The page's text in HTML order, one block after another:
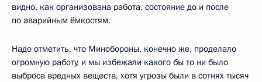
видно, как организована работа, состояние до и после
по аварийным ёмкостям.
Надо отметить, что Минобороны, конечно же, проделало
огромную работу, и мы избежали какого бы то ни было
выброса вредных веществ, хотя угрозы были в сотнях тысяч